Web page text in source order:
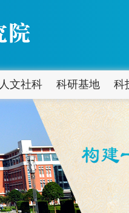
人文社科 科研基地 科